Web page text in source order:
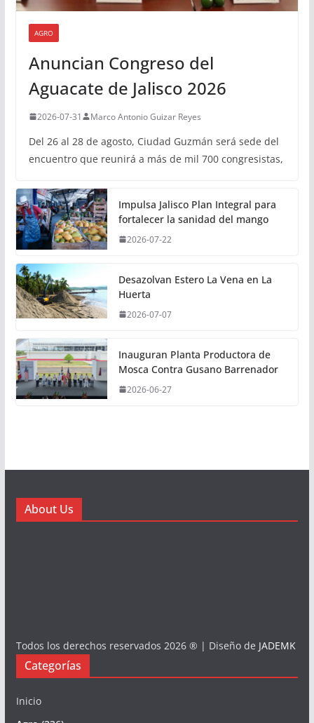
AGRO
Anuncian Congreso del
Aguacate de Jalisco 2026
2026-07-31 Marco Antonio Guizar Reyes
Del 26 al 28 de agosto, Ciudad Guzmán será sede del
encuentro que reunirá a más de mil 700 congresistas,
Impulsa Jalisco Plan Integral para
fortalecer la sanidad del mango
2026-07-22
Desazolvan Estero La Vena en La
Huerta
2026-07-07
Inauguran Planta Productora de
Mosca Contra Gusano Barrenador
2026-06-27
About Us
Todos los derechos reservados 2026 ® | Diseño de JADEMK
Categorías
Inicio